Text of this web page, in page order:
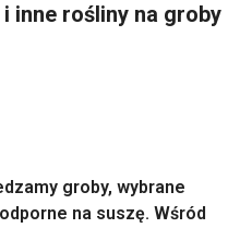
inne rośliny na groby
groby, wybrane
na suszę. Wśród